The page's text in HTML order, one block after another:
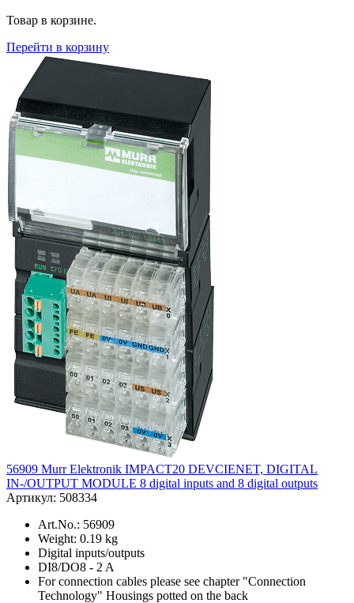
Товар в корзине.
Перейти в корзину
56909 Murr Elektronik IMPACT20 DEVCIENET, DIGITAL
IN-/OUTPUT MODULE 8 digital inputs and 8 digital outputs
Артикул: 508334
Art.No.: 56909
Weight: 0.19 kg
Digital inputs/outputs
DI8/DO8 - 2 A
For connection cables please see chapter "Connection
Technology" Housings potted on the back